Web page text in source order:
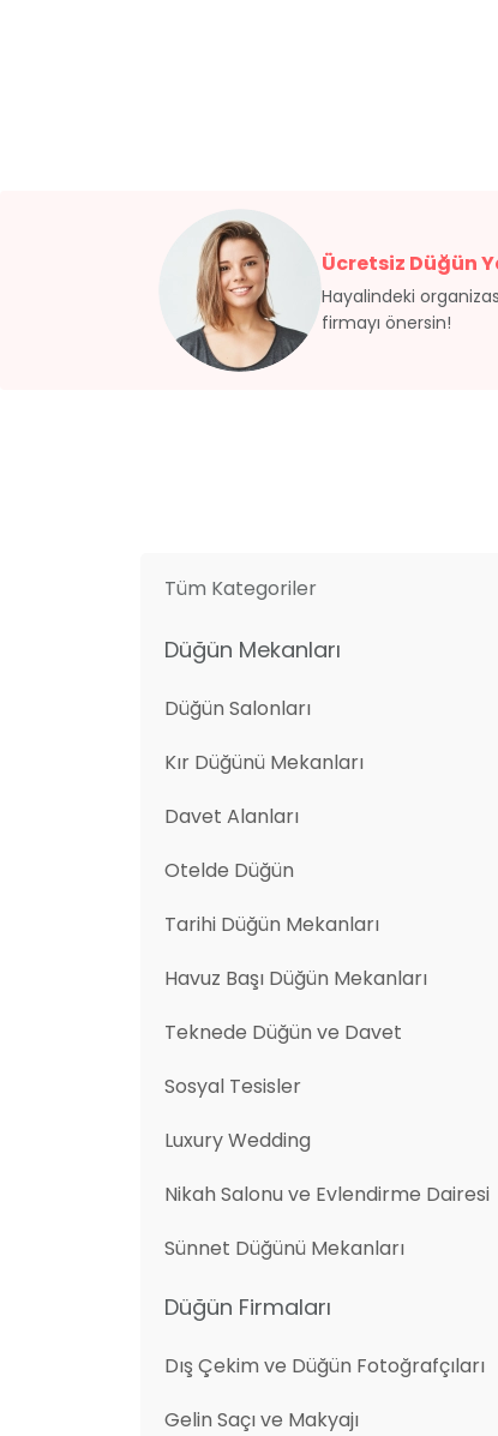
Ücretsiz Düğün
Hayalindeki
firmayı önersin!
Tüm Kategoriler
Düğün Mekanları
Düğün Salonları
Kır Düğünü Mekanları
Davet Alanları
Otelde Düğün
Tarihi Düğün Mekanları
Havuz Başı Düğün Mekanları
Teknede Düğün ve Davet
Sosyal Tesisler
Luxury Wedding
Nikah Salonu ve Evlendirme Dairesi
Sünnet Düğünü Mekanları
Düğün Firmaları
Dış Çekim ve Düğün Fotoğrafçıları
Gelin Saçı ve Makyajı